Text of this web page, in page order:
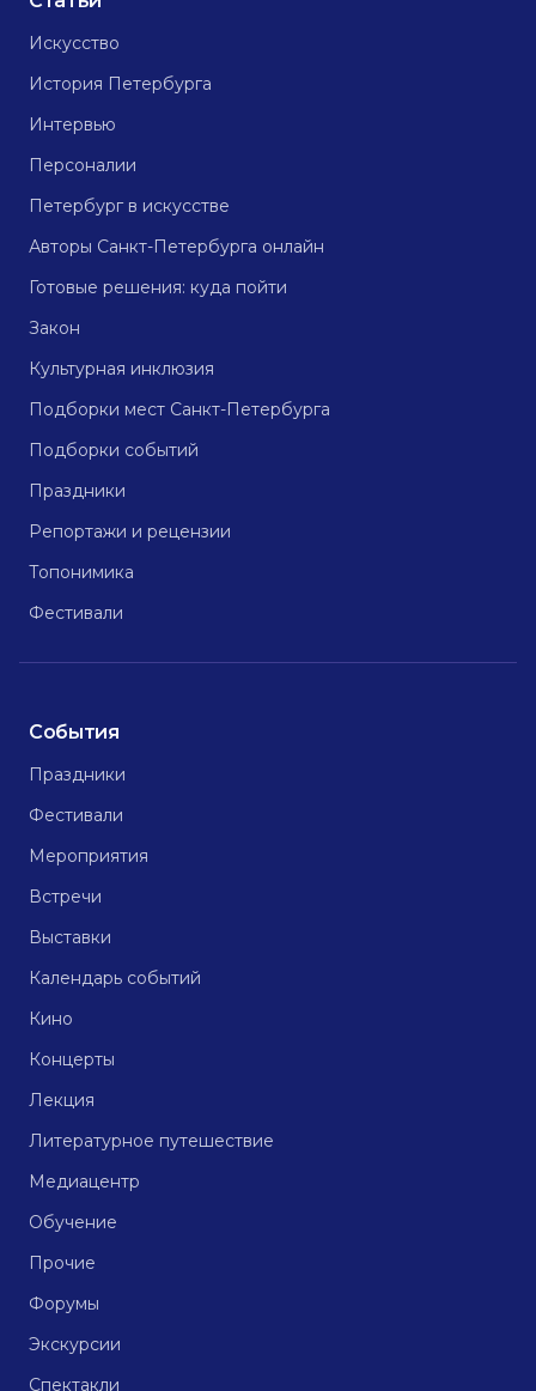
Искусство
История Петербурга
Интервью
Персоналии
Петербург в искусстве
Авторы Санкт-Петербурга онлайн
Готовые решения: куда пойти
Закон
Культурная инклюзия
Подборки мест Санкт-Петербурга
Подборки событий
Праздники
Репортажи и рецензии
Топонимика
Фестивали
События
Праздники
Фестивали
Мероприятия
Встречи
Выставки
Календарь событий
Кино
Концерты
Лекция
Литературное путешествие
Медиацентр
Обучение
Прочие
Форумы
Экскурсии
Спектакли